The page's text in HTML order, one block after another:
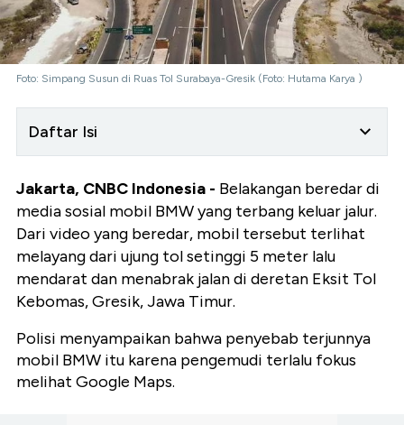
Foto: Simpang Susun di Ruas Tol Surabaya-Gresik (Foto: Hutama Karya )
Daftar Isi
Jakarta, CNBC Indonesia - Belakangan beredar di
media sosial mobil BMW yang terbang keluar jalur.
Dari video yang beredar, mobil tersebut terlihat
melayang dari ujung tol setinggi 5 meter lalu
mendarat dan menabrak jalan di deretan Eksit Tol
Kebomas, Gresik, Jawa Timur.
Polisi menyampaikan bahwa penyebab terjunnya
mobil BMW itu karena pengemudi terlalu fokus
melihat Google Maps.